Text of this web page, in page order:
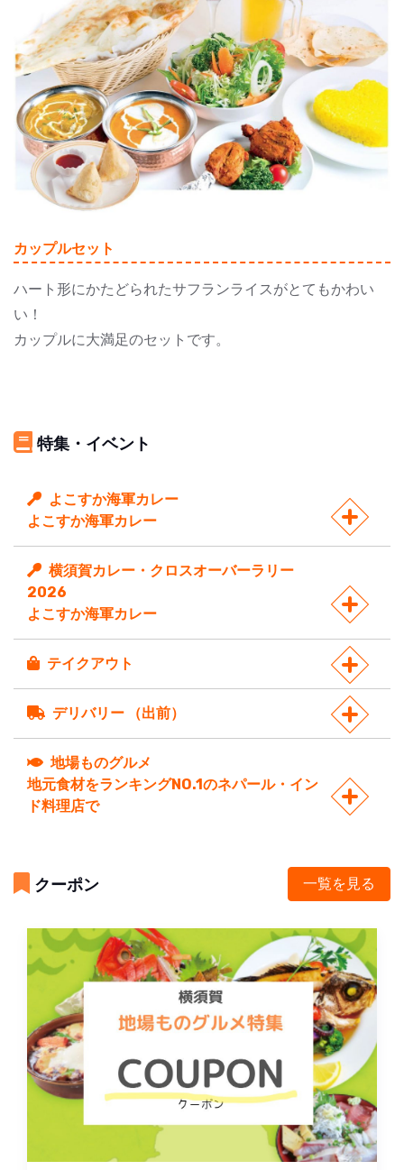
カップルセット
ハート形にかたどられたサフランライスがとてもかわい
い！
カップルに大満足のセットです。
特集・イベント
よこすか海軍カレー
よこすか海軍カレー
横須賀カレー・クロスオーバーラリー
2026
よこすか海軍カレー
テイクアウト
デリバリー （出前）
地場ものグルメ
地元食材をランキングNO.1のネパール・イン
ド料理店で
クーポン 一覧を見る